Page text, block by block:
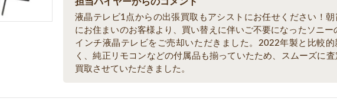
液晶テレビ1点からの出張買取もアシストにお任せください！朝
にお住まいのお客様より、買い替えに伴いご不要になったソニー
インチ液晶テレビをご売却いただきました。2022年製と比較的
く、純正リモコンなどの付属品も揃っていたため、スムーズに査
買取させていただきました。